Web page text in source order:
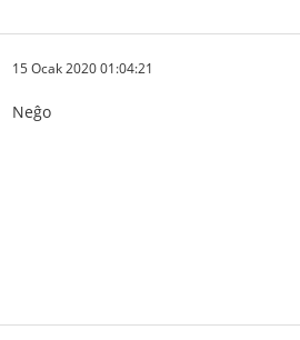
15 Ocak 2020 01:04:21
Neĝo